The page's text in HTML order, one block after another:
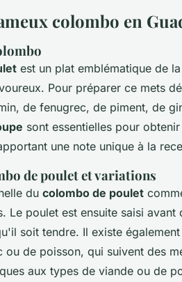
colombo en
est un plat emblématique de
Pour préparer ce mets
de fenugrec, de piment, de
sont essentielles pour
une note unique à la
de poulet et variations
du colombo de poulet
Le poulet est ensuite saisi
soit tendre. Il existe
de poisson, qui suivent des
aux types de viande ou de